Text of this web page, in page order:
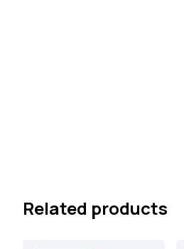
Related products